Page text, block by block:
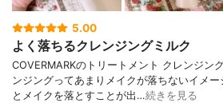
5.00
よく落ちるクレンジングミルク
COVERMARKのトリートメント クレンジン
ンジングってあまりメイクが落ちないイメ
とメイクを落とすことが出…続きを見る